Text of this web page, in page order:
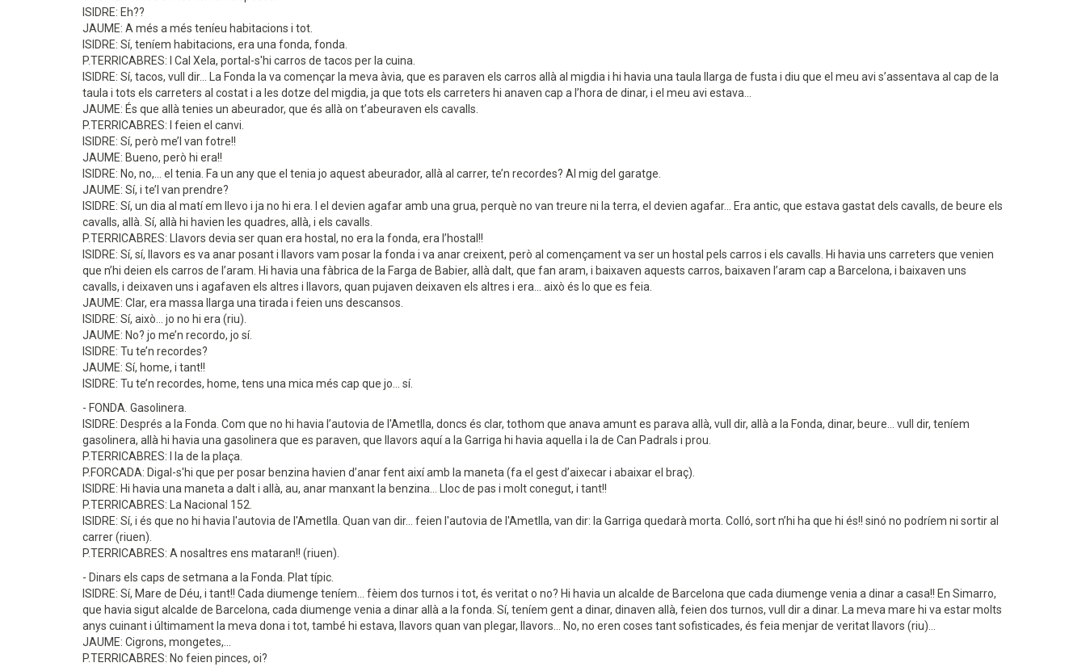
ISIDRE: Eh??
JAUME: A més a més teníeu habitacions i tot.
ISIDRE: Sí, teníem habitacions, era una fonda, fonda.
P.TERRICABRES: I Cal Xela, portal-s'hi carros de tacos per la cuina.
ISIDRE: Sí, tacos, vull dir... La Fonda la va començar la meva àvia, que es paraven els carros allà al migdia i hi havia una taula llarga de fusta i diu que el meu avi s’assentava al cap de la
taula i tots els carreters al costat i a les dotze del migdia, ja que tots els carreters hi anaven cap a l’hora de dinar, i el meu avi estava...
JAUME: És que allà tenies un abeurador, que és allà on t’abeuraven els cavalls.
P.TERRICABRES: I feien el canvi.
ISIDRE: Sí, però me’l van fotre!!
JAUME: Bueno, però hi era!!
ISIDRE: No, no,... el tenia. Fa un any que el tenia jo aquest abeurador, allà al carrer, te’n recordes? Al mig del garatge.
JAUME: Sí, i te’l van prendre?
ISIDRE: Sí, un dia al matí em llevo i ja no hi era. I el devien agafar amb una grua, perquè no van treure ni la terra, el devien agafar... Era antic, que estava gastat dels cavalls, de beure els
cavalls, allà. Sí, allà hi havien les quadres, allà, i els cavalls.
P.TERRICABRES: Llavors devia ser quan era hostal, no era la fonda, era l’hostal!!
ISIDRE: Sí, sí, llavors es va anar posant i llavors vam posar la fonda i va anar creixent, però al començament va ser un hostal pels carros i els cavalls. Hi havia uns carreters que venien
que n’hi deien els carros de l’aram. Hi havia una fàbrica de la Farga de Babier, allà dalt, que fan aram, i baixaven aquests carros, baixaven l’aram cap a Barcelona, i baixaven uns
cavalls, i deixaven uns i agafaven els altres i llavors, quan pujaven deixaven els altres i era... això és lo que es feia.
JAUME: Clar, era massa llarga una tirada i feien uns descansos.
ISIDRE: Sí, això... jo no hi era (riu).
JAUME: No? jo me’n recordo, jo sí.
ISIDRE: Tu te’n recordes?
JAUME: Sí, home, i tant!!
ISIDRE: Tu te’n recordes, home, tens una mica més cap que jo... sí.
- FONDA. Gasolinera.
ISIDRE: Després a la Fonda. Com que no hi havia l’autovia de l'Ametlla, doncs és clar, tothom que anava amunt es parava allà, vull dir, allà a la Fonda, dinar, beure... vull dir, teníem
gasolinera, allà hi havia una gasolinera que es paraven, que llavors aquí a la Garriga hi havia aquella i la de Can Padrals i prou.
P.TERRICABRES: I la de la plaça.
P.FORCADA: Digal-s'hi que per posar benzina havien d’anar fent així amb la maneta (fa el gest d’aixecar i abaixar el braç).
ISIDRE: Hi havia una maneta a dalt i allà, au, anar manxant la benzina... Lloc de pas i molt conegut, i tant!!
P.TERRICABRES: La Nacional 152.
ISIDRE: Sí, i és que no hi havia l'autovia de l'Ametlla. Quan van dir... feien l'autovia de l'Ametlla, van dir: la Garriga quedarà morta. Colló, sort n’hi ha que hi és!! sinó no podríem ni sortir al
carrer (riuen).
P.TERRICABRES: A nosaltres ens mataran!! (riuen).
- Dinars els caps de setmana a la Fonda. Plat típic.
ISIDRE: Sí, Mare de Déu, i tant!! Cada diumenge teníem... fèiem dos turnos i tot, és veritat o no? Hi havia un alcalde de Barcelona que cada diumenge venia a dinar a casa!! En Simarro,
que havia sigut alcalde de Barcelona, cada diumenge venia a dinar allà a la fonda. Sí, teníem gent a dinar, dinaven allà, feien dos turnos, vull dir a dinar. La meva mare hi va estar molts
anys cuinant i últimament la meva dona i tot, també hi estava, llavors quan van plegar, llavors... No, no eren coses tant sofisticades, és feia menjar de veritat llavors (riu)...
JAUME: Cigrons, mongetes,...
P.TERRICABRES: No feien pinces, oi?